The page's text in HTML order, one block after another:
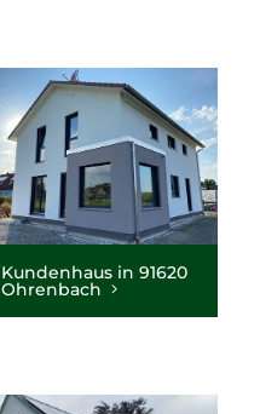
Kundenhaus in 91620
Ohrenbach